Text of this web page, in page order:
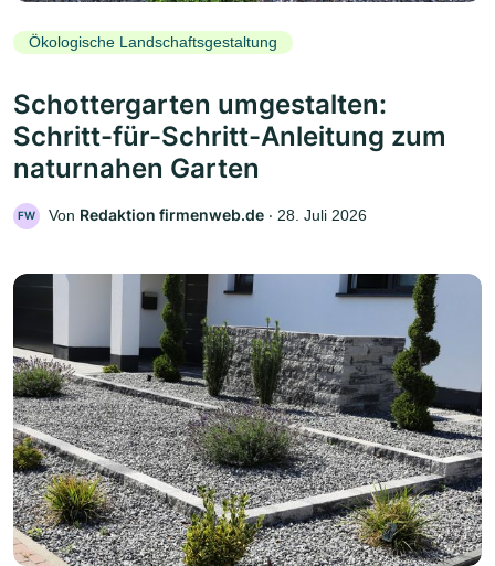
Ökologische Landschaftsgestaltung
Schottergarten umgestalten:
Schritt-für-Schritt-Anleitung zum
naturnahen Garten
FW Von Redaktion firmenweb.de ‧ 28. Juli 2026